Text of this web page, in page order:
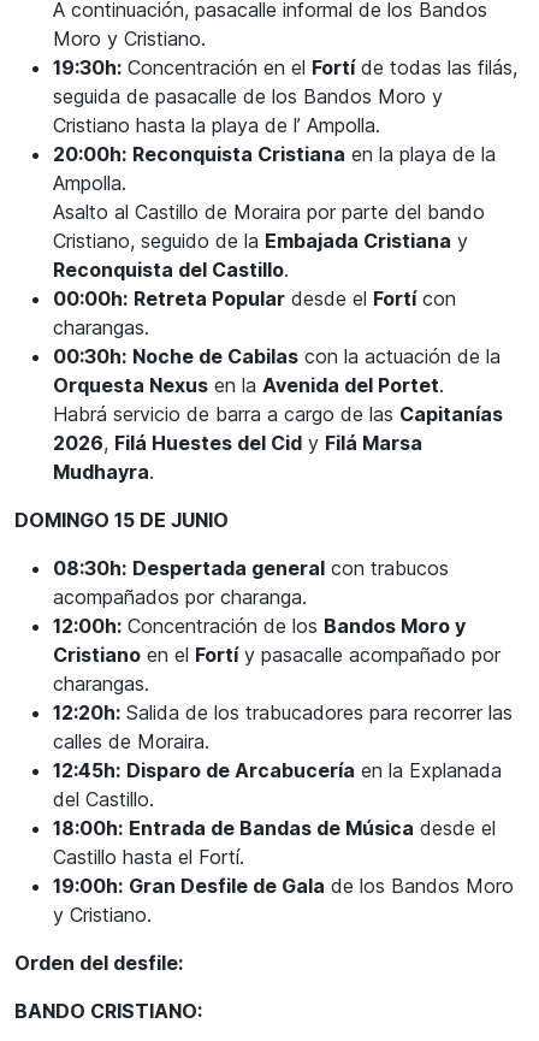
A continuación, pasacalle informal de los Bandos
Moro y Cristiano.
19:30h: Concentración en el Fortíde todas las filás,
seguida de pasacalle de los Bandos Moro y
Cristiano hasta la playa de l’ Ampolla.
20:00h: Reconquista Cristiana en la playa de la
Ampolla.
Asalto al Castillo de Moraira por parte del bando
Cristiano, seguido de la Embajada Cristiana y
Reconquista del Castillo.
00:00h: Retreta Popular desde el Fortícon
charangas.
00:30h: Noche de Cabilas con la actuación de la
Orquesta Nexus en la Avenida del Portet.
Habrá servicio de barra a cargo de las Capitanías
2026, Filá Huestes del Cid y Filá Marsa
Mudhayra.
DOMINGO 15 DE JUNIO
08:30h: Despertada general con trabucos
acompañados por charanga.
12:00h: Concentración de los Bandos Moro y
Cristiano en el Fortíy pasacalle acompañado por
charangas.
12:20h: Salida de los trabucadores para recorrer las
calles de Moraira.
12:45h: Disparo de Arcabucería en la Explanada
del Castillo.
18:00h: Entrada de Bandas de Música desde el
Castillo hasta el Fortí.
19:00h: Gran Desfile de Gala de los Bandos Moro
y Cristiano.
Orden del desfile:
BANDO CRISTIANO: